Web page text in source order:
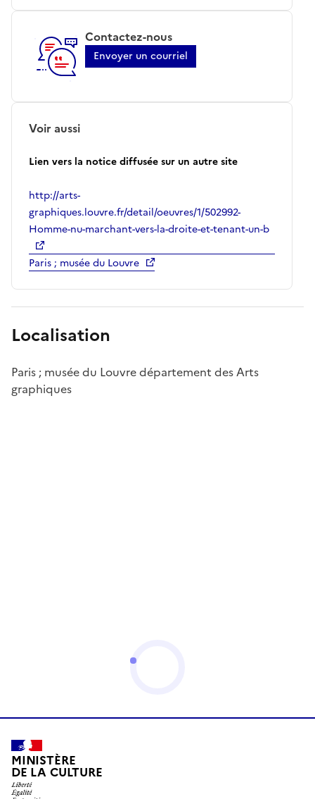
Contactez-nous
Envoyer un courriel
Voir aussi
Lien vers la notice diffusée sur un autre site
http://arts-
graphiques.louvre.fr/detail/oeuvres/1/502992-
Homme-nu-marchant-vers-la-droite-et-tenant-un-b
Paris ; musée du Louvre
Localisation
Paris ; musée du Louvre département des Arts
graphiques
MINISTÈRE
DE LA CULTURE